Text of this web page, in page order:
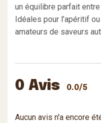
un équilibre parfait
Idéales pour l’apéritif
amateurs de saveurs
0 Avis 0.0/5
Aucun avis n'a encore